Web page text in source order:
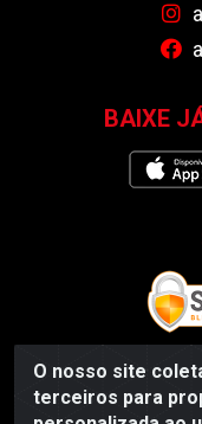
O nosso site
terceiros para
BAIXE
Almeida